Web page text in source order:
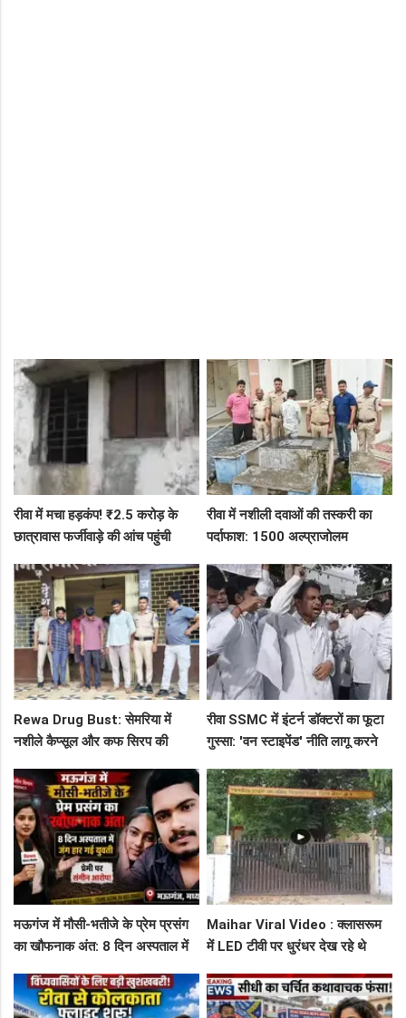
रीवा में मचा हड़कंप! ₹2.5 करोड़ के
छात्रावास फर्जीवाड़े की आंच पहुंची
एक्शन लेटर
रीवा में नशीली दवाओं की तस्करी का
पर्दाफाश: 1500 अल्प्राजोलम
सप्लाई चेन
Rewa Drug Bust: सेमरिया में
नशीले कैप्सूल और कफ सिरप की
के पीछे
रीवा SSMC में इंटर्न डॉक्टरों का फूटा
गुस्सा: 'वन स्टाइपेंड' नीति लागू करने
छात्र
मऊगंज में मौसी-भतीजे के प्रेम प्रसंग
का खौफनाक अंत: 8 दिन अस्पताल में
आरोप!
Maihar Viral Video : क्लासरूम
में LED टीवी पर धुरंधर देख रहे थे
शिकायत